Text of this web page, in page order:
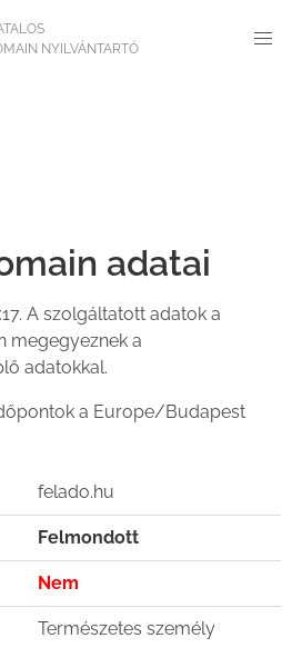
NYILVÁNTARTÓ
adatai
A szolgáltatott adatok a
megegyeznek a
adatokkal.
a Europe/Budapest
felado.hu
Felmondott
Nem
Természetes személy